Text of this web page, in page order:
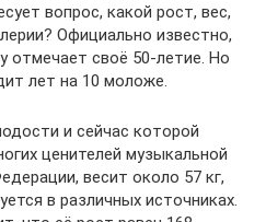
вопрос, какой рост, вес,
Официально известно,
отмечает своё 50-летие. Но
лет на 10 моложе.
и сейчас которой
ценителей музыкальной
весит около 57 кг,
в различных источниках.